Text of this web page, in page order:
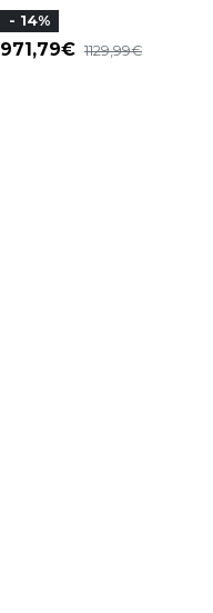
- 14%
971,79 1129,99